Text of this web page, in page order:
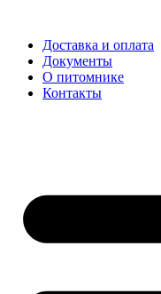
Доставка и оплата
Документы
О питомнике
Контакты